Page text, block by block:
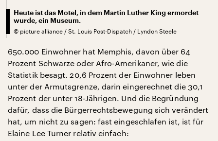
Heute ist das Motel, in dem Martin Luther King ermordet
wurde, ein Museum.
© picture alliance / St. Louis Post-Dispatch / Lyndon Steele
650.000 Einwohner hat Memphis, davon über 64
Prozent Schwarze oder Afro-Amerikaner, wie die
Statistik besagt. 20,6 Prozent der Einwohner leben
unter der Armutsgrenze, darin eingerechnet die 30,1
Prozent der unter 18-Jährigen. Und die Begründung
dafür, dass die Bürgerrechtsbewegung sich verändert
hat, um nicht zu sagen: fast eingeschlafen ist, ist für
Elaine Lee Turner relativ einfach: